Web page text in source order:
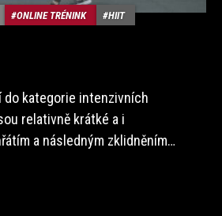
ONLINE TRÉNINK HIIT
do kategorie intenzivních
relativně krátké a i
a následným zklidněním…